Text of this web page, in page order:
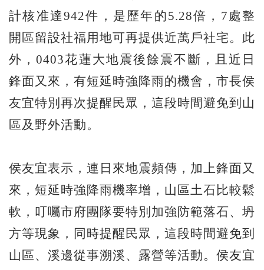
計核准達942件，是歷年的5.28倍，7處整
開區留設社福用地可再提供近萬戶社宅。此
外，0403花蓮大地震後餘震不斷，且近日
鋒面又來，有短延時強降雨的機會，市長侯
友宜特別再次提醒民眾，這段時間避免到山
區及野外活動。
侯友宜表示，連日來地震頻傳，加上鋒面又
來，短延時強降雨機率增，山區土石比較鬆
軟，叮囑市府團隊要特別加強防範落石、坍
方等現象，同時提醒民眾，這段時間避免到
山區、溪邊從事溯溪、露營等活動。侯友宜